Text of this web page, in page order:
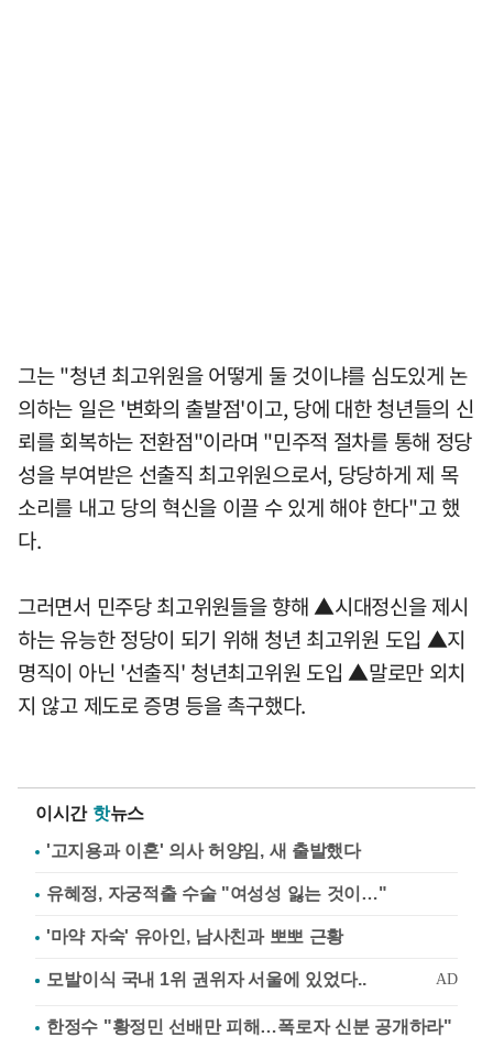
그는 "청년 최고위원을 어떻게 둘 것이냐를 심도있게 논
의하는 일은 '변화의 출발점'이고, 당에 대한 청년들의 신
뢰를 회복하는 전환점"이라며 "민주적 절차를 통해 정당
성을 부여받은 선출직 최고위원으로서, 당당하게 제 목
소리를 내고 당의 혁신을 이끌 수 있게 해야 한다"고 했
다.
그러면서 민주당 최고위원들을 향해 ▲시대정신을 제시
하는 유능한 정당이 되기 위해 청년 최고위원 도입 ▲지
명직이 아닌 '선출직' 청년최고위원 도입 ▲말로만 외치
지 않고 제도로 증명 등을 촉구했다.
이시간 핫뉴스
'고지용과 이혼' 의사 허양임, 새 출발했다
유혜정, 자궁적출 수술 "여성성 잃는 것이…"
'마약 자숙' 유아인, 남사친과 뽀뽀 근황
한정수 "황정민 선배만 피해…폭로자 신분 공개하라"